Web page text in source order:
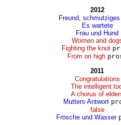
2012
Freund,
Es wartete
Frau und Hund
Women and
Fighting the knot
From on high
2011
Congratulations
The intelligent
A chorus of
Mutters Antwort
false
Frösche und Wasser